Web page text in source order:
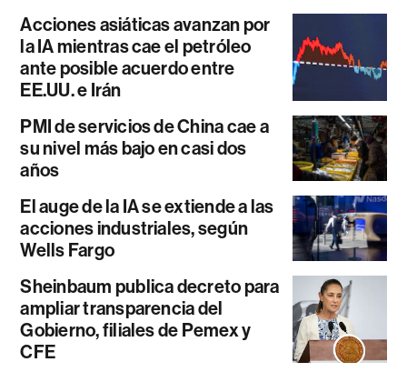
Acciones asiáticas avanzan por
la IA mientras cae el petróleo
ante posible acuerdo entre
EE.UU. e Irán
PMI de servicios de China cae a
su nivel más bajo en casi dos
años
El auge de la IA se extiende a las
acciones industriales, según
Wells Fargo
Sheinbaum publica decreto para
ampliar transparencia del
Gobierno, filiales de Pemex y
CFE